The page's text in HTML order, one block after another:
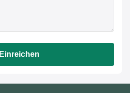
Einreichen